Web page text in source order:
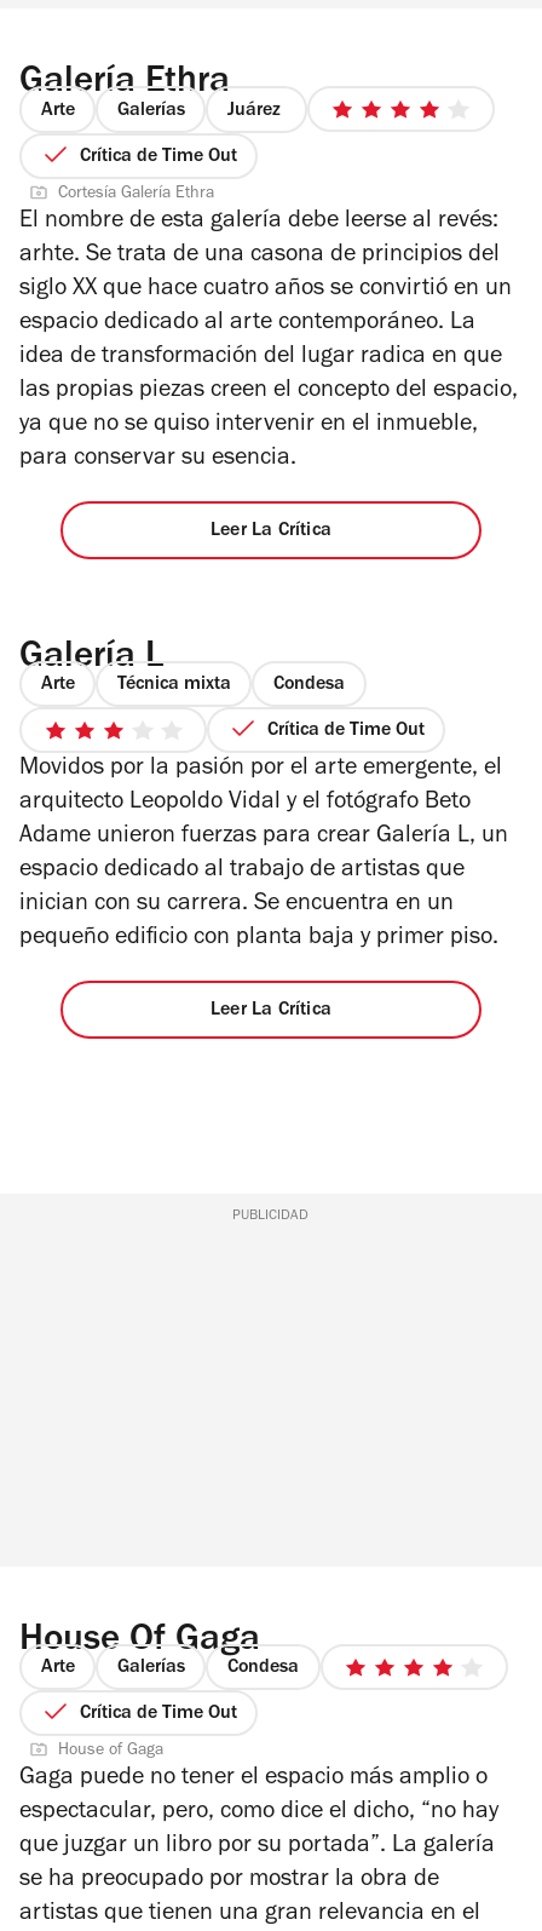
Galería Ethra
Arte Galerías Juárez
4
estrellas
Crítica de Time Out
Cortesía Galería Ethra
El nombre de esta galería debe leerse al revés:
arhte. Se trata de una casona de principios del
siglo XX que hace cuatro años se convirtió en un
espacio dedicado al arte contemporáneo. La
idea de transformación del lugar radica en que
las propias piezas creen el concepto del espacio,
ya que no se quiso intervenir en el inmueble,
para conservar su esencia.
Leer La Crítica
Galería L
Arte Técnica mixta Condesa
3
de
5
estrellas
Crítica de Time Out
Movidos por la pasión por el arte emergente, el
arquitecto Leopoldo Vidal y el fotógrafo Beto
Adame unieron fuerzas para crear Galería L, un
espacio dedicado al trabajo de artistas que
inician con su carrera. Se encuentra en un
pequeño edificio con planta baja y primer piso.
Leer La Crítica
PUBLICIDAD
House Of Gaga
Arte Galerías Condesa
4
estrellas
Crítica de Time Out
House of Gaga
Gaga puede no tener el espacio más amplio o
espectacular, pero, como dice el dicho, “no hay
que juzgar un libro por su portada”. La galería
se ha preocupado por mostrar la obra de
artistas que tienen una gran relevancia en el